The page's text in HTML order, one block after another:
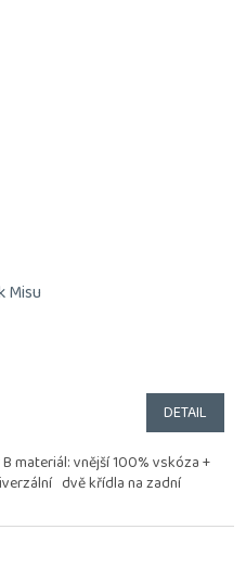
Misu
DETAIL
materiál: vnější 100% vskóza +
dvě křídla na zadní